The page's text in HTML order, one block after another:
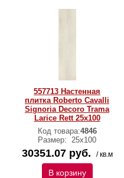
557713 Настенная
плитка Roberto Cavalli
Signoria Decoro Trama
Larice Rett 25x100
Код товара:4846
Размер: 25x100
30351.07 руб. / кв.м
В корзину